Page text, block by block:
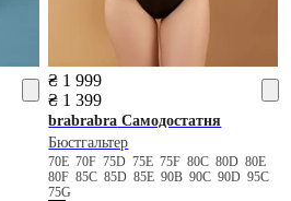
₴ 1 999
₴ 1 399
brabrabra Самодостатня
Бюстгальтер
70E70F75D75E75F80C80D80E
80F85C85D85E90B90C90D95C
75G